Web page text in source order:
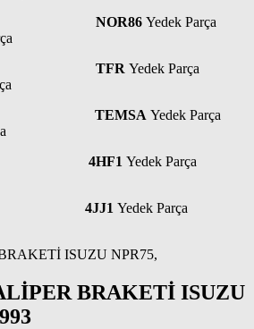
NOR86 Yedek Parça
TFR Yedek Parça
Parça TEMSA Yedek Parça
4HF1 Yedek Parça
4JJ1 Yedek Parça
ISUZU NPR75,
BRAKETİ ISUZU